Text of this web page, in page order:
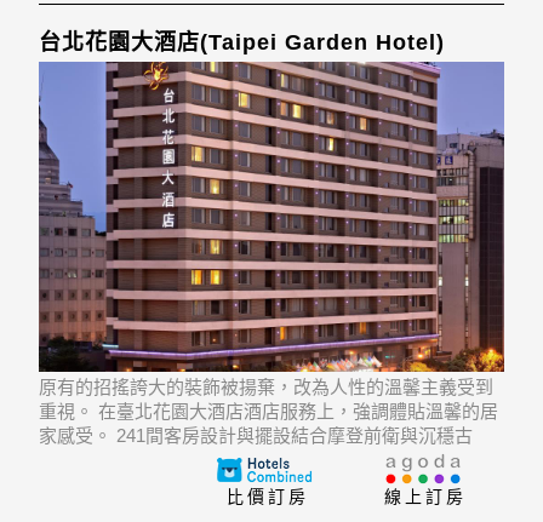
台北花園大酒店(Taipei Garden Hotel)
原有的招搖誇大的裝飾被揚棄，改為人性的溫馨主義受到
重視。 在臺北花園大酒店酒店服務上，強調體貼溫馨的居
家感受。 241間客房設計與擺設結合摩登前衛與沉穩古
典。 臺北花園大酒店地處台北。241間房間設施齊備，如
寬頻上網（無線）, 禁煙房, 冷氣, 房內保險箱讓住客有一
個舒適的休息空間。 頂級酒店提供的
線上訂房
比價訂房